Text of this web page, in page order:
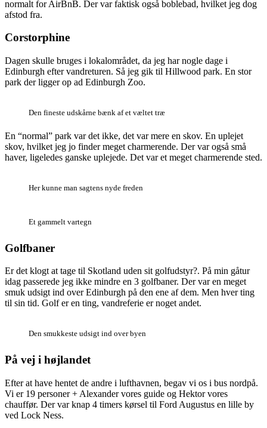
normalt for AirBnB. Der var faktisk også boblebad, hvilket jeg dog
afstod fra.
Corstorphine
Dagen skulle bruges i lokalområdet, da jeg har nogle dage i
Edinburgh efter vandreturen. Så jeg gik til Hillwood park. En stor
park der ligger op ad Edinburgh Zoo.
Den fineste udskårne bænk af et væltet træ
En “normal” park var det ikke, det var mere en skov. En uplejet
skov, hvilket jeg jo finder meget charmerende. Der var også små
haver, ligeledes ganske uplejede. Det var et meget charmerende sted.
Her kunne man sagtens nyde freden
Et gammelt vartegn
Golfbaner
Er det klogt at tage til Skotland uden sit golfudstyr?. På min gåtur
idag passerede jeg ikke mindre en 3 golfbaner. Der var en meget
smuk udsigt ind over Edinburgh på den ene af dem. Men hver ting
til sin tid. Golf er en ting, vandreferie er noget andet.
Den smukkeste udsigt ind over byen
På vej i højlandet
Efter at have hentet de andre i lufthavnen, begav vi os i bus nordpå.
Vi er 19 personer + Alexander vores guide og Hektor vores
chauffør. Der var knap 4 timers kørsel til Ford Augustus en lille by
ved Lock Ness.